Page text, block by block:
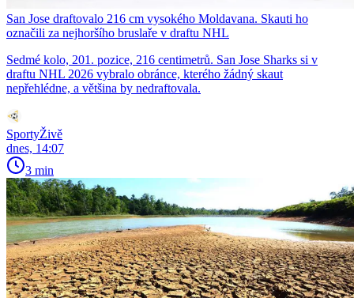
San Jose draftovalo 216 cm vysokého Moldavana. Skauti ho
označili za nejhoršího bruslaře v draftu NHL
Sedmé kolo, 201. pozice, 216 centimetrů. San Jose Sharks si v
draftu NHL 2026 vybralo obránce, kterého žádný skaut
nepřehlédne, a většina by nedraftovala.
SportyŽivě
dnes, 14:07
3 min